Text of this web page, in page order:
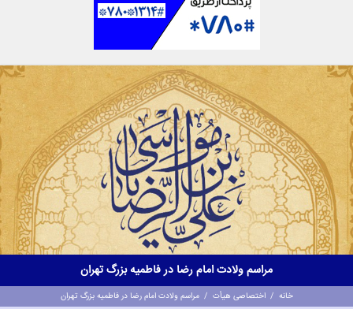
مراسم ولادت امام رضا در فاطمیه بزرگ تهران
خانه / اختصاصی هیأت / مراسم ولادت امام رضا در فاطمیه بزرگ تهران